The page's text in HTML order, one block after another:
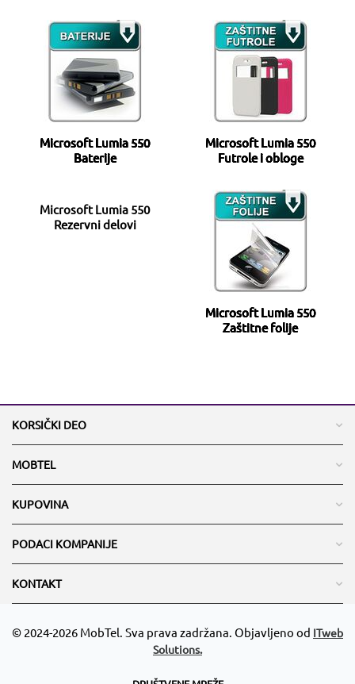
Microsoft Lumia 550
Baterije
Microsoft Lumia 550
Futrole i obloge
Microsoft Lumia 550
Rezervni delovi
Microsoft Lumia 550
Zaštitne folije
KORSIČKI DEO
MOBTEL
KUPOVINA
PODACI KOMPANIJE
KONTAKT
© 2024-2026 MobTel. Sva prava zadržana. Objavljeno od ITweb
Solutions.